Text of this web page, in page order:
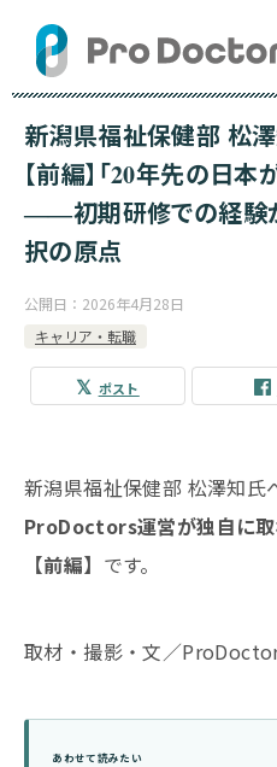
新潟県福祉保健部 松
【前編】「20年先の日本
――初期研修での経験
択の原点
公開日： 2026年4月28日
キャリア・転職
ポスト
新潟県福祉保健部 松澤知氏
ProDoctors運営が独自に
【前編】 です。
取材・撮影・文／
あわせて読みたい